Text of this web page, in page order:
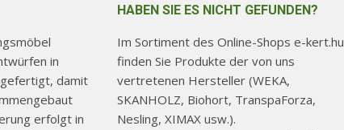
können
auf
der
Produktseite
gewählt
werden
in
damit
erfolgt in
HABEN SIE ES NICHT GEFUNDEN?
Im Sortiment des Online-Shops e-kert.hu
finden Sie Produkte der von uns
vertretenen Hersteller (WEKA,
SKANHOLZ, Biohort, TranspaForza,
Nesling, XIMAX usw.).